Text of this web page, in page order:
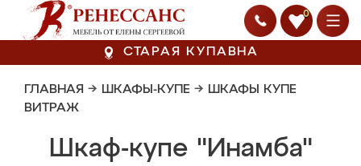
0
СТАРАЯ КУПАВНА
ГЛАВНАЯ → ШКАФЫ-КУПЕ → ШКАФЫ КУПЕ
ВИТРАЖ
Шкаф-купе "Инамба"